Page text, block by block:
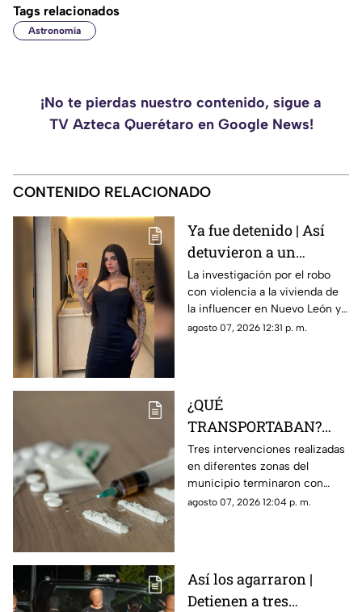
Tags relacionados
Astronomía
¡No te pierdas nuestro contenido, sigue a
TV Azteca Querétaro en Google News!
CONTENIDO RELACIONADO
Ya fue detenido | Así
detuvieron a un
presunto responsable
del robo a la casa de
Karely Ruiz
La investigación por el robo
con violencia a la vivienda de
la influencer en Nuevo León ya
tiene a un primer detenido.
agosto 07, 2026 12:31 p. m.
¿QUÉ
TRANSPORTABAN?
Tres personas son
detenidas en posesión
de estas sustancia en El
Marqués
Tres intervenciones realizadas
en diferentes zonas del
municipio terminaron con
personas aseguradas y
agosto 07, 2026 12:04 p. m.
Así los agarraron |
Detienen a tres